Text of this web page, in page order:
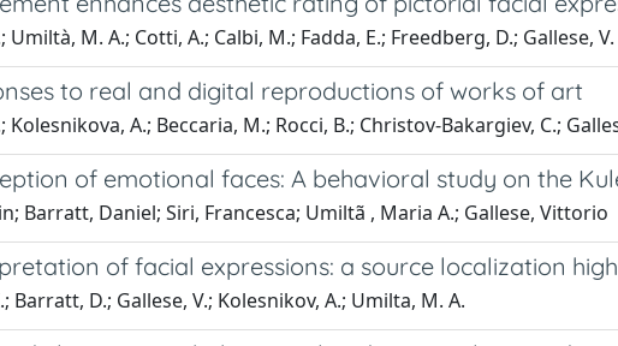
M. A.; Cotti, A.; Calbi, M.; Fadda, E.; Freedberg, D.; Gallese, V.
to real and digital reproductions of works of art
A.; Beccaria, M.; Rocci, B.; Christov-Bakargiev, C.;
of emotional faces: A behavioral study on the
Barratt, Daniel; Siri, Francesca; Umiltã , Maria A.; Gallese, Vittorio
of facial expressions: a source localization
Barratt, D.; Gallese, V.; Kolesnikov, A.; Umilta, M. A.